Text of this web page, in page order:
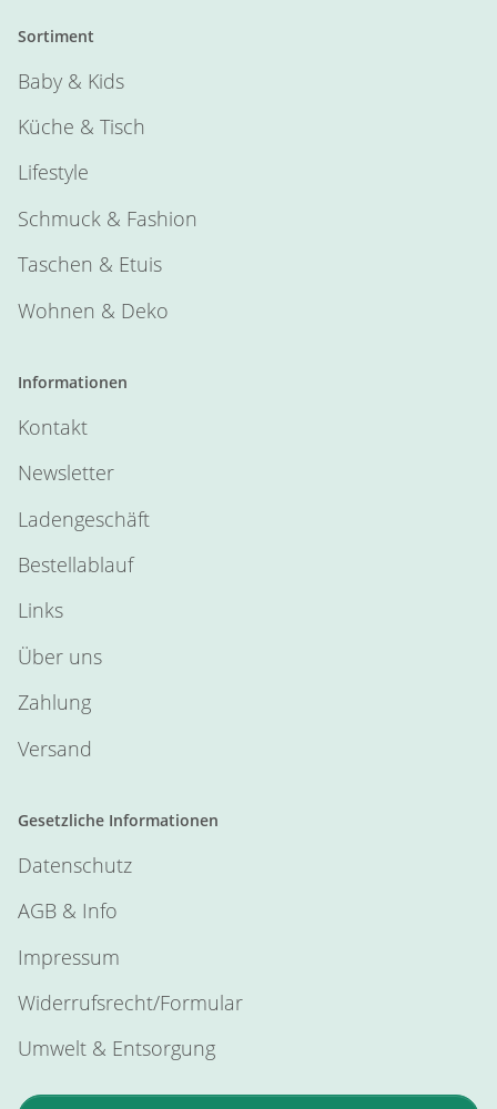
Sortiment
Baby & Kids
Küche & Tisch
Lifestyle
Schmuck & Fashion
Taschen & Etuis
Wohnen & Deko
Informationen
Kontakt
Newsletter
Ladengeschäft
Bestellablauf
Links
Über uns
Zahlung
Versand
Gesetzliche Informationen
Datenschutz
AGB & Info
Impressum
Widerrufsrecht/Formular
Umwelt & Entsorgung